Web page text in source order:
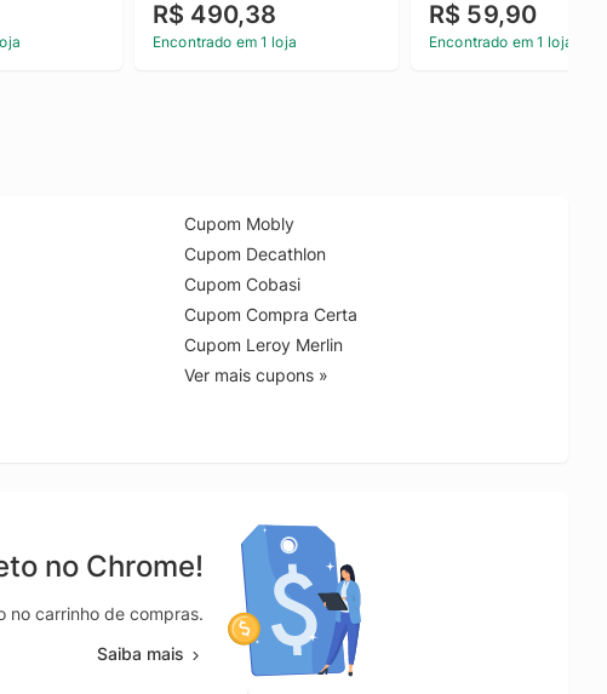
R$ 490,38
Encontrado em 1 loja
R$ 59,90
Encontrado em 1 loja
Cupom Mobly
Cupom Decathlon
Cupom Cobasi
Cupom Compra Certa
Cupom Leroy Merlin
Ver mais cupons »
no Chrome!
no carrinho de compras.
Saiba mais